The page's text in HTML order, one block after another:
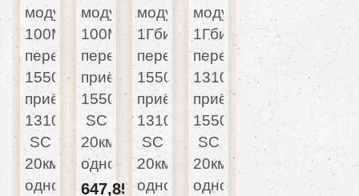
модуль
100Мбит,
передача
1550,
приём
1310,
SC
20км
одномод
модуль
100Мбит,
передача1310,
приём
1550,
SC
20км
одномод
647,85 грн
модуль
1Гбит,
передача
1550,
приём
1310,
SC
20км
одномод
модуль
1Гбит,
передача
1310,
приём
1550,
SC
20км
одномод